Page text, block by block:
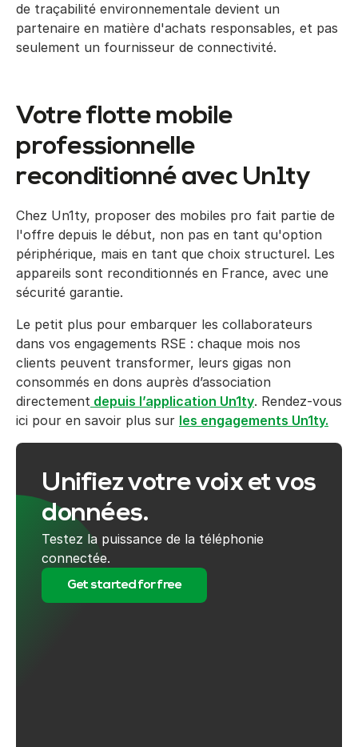
de traçabilité environnementale devient un
partenaire en matière d'achats responsables, et pas
seulement un fournisseur de connectivité.
Votre flotte mobile
professionnelle
reconditionné avec Un1ty
Chez Un1ty, proposer des mobiles pro fait partie de
l'offre depuis le début, non pas en tant qu'option
périphérique, mais en tant que choix structurel. Les
appareils sont reconditionnés en France, avec une
sécurité garantie.
Le petit plus pour embarquer les collaborateurs
dans vos engagements RSE : chaque mois nos
clients peuvent transformer, leurs gigas non
consommés en dons auprès d’association
directement depuis l’application Un1ty. Rendez-vous
ici pour en savoir plus sur les engagements Un1ty.
Unifiez votre voix et vos
données.
Testez la puissance de la téléphonie
connectée.
Get started for free